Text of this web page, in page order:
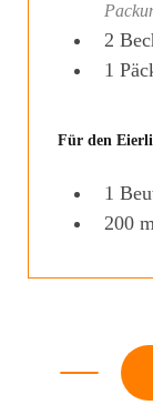
2
1
Für den
1
200